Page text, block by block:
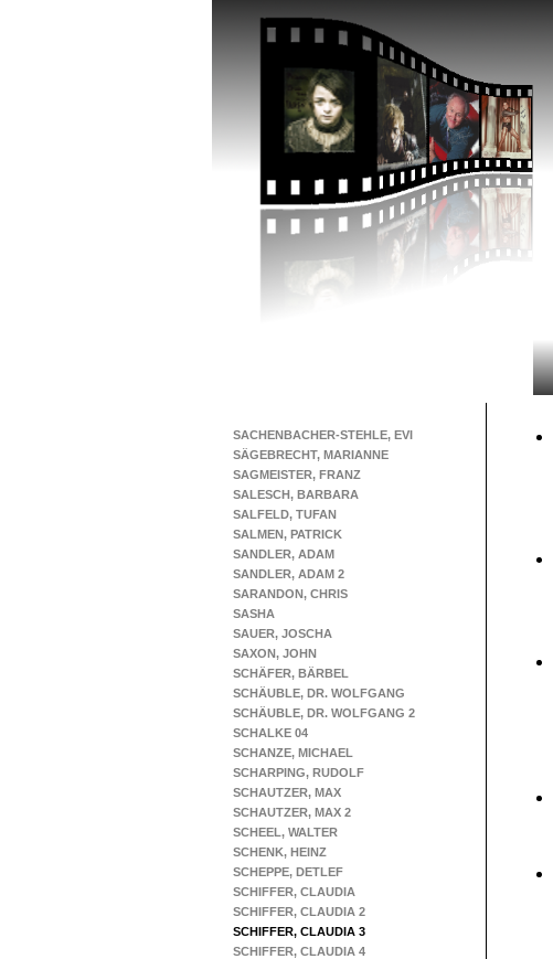
SACHENBACHER-STEHLE, EVI
SÄGEBRECHT, MARIANNE
SAGMEISTER, FRANZ
SALESCH, BARBARA
SALFELD, TUFAN
SALMEN, PATRICK
SANDLER, ADAM
SANDLER, ADAM 2
SARANDON, CHRIS
SASHA
SAUER, JOSCHA
SAXON, JOHN
SCHÄFER, BÄRBEL
SCHÄUBLE, DR. WOLFGANG
SCHÄUBLE, DR. WOLFGANG 2
SCHALKE 04
SCHANZE, MICHAEL
SCHARPING, RUDOLF
SCHAUTZER, MAX
SCHAUTZER, MAX 2
SCHEEL, WALTER
SCHENK, HEINZ
SCHEPPE, DETLEF
SCHIFFER, CLAUDIA
SCHIFFER, CLAUDIA 2
SCHIFFER, CLAUDIA 3
SCHIFFER, CLAUDIA 4